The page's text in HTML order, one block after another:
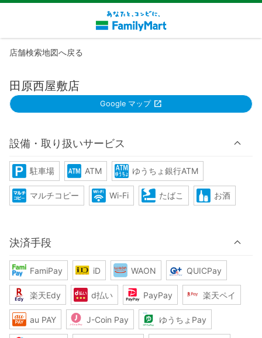
店舗検索地図へ戻る
田原西屋敷店
Google マップ
設備・取り扱いサービス
駐車場 ATM ゆうちょ銀行ATM
マルチコピー Wi-Fi たばこ お酒
決済手段
FamiPay iD WAON QUICPay
楽天Edy d払い PayPay 楽天ペイ
au PAY J-Coin Pay ゆうちょPay